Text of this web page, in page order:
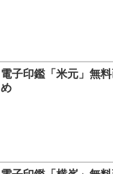
電子印鑑「米元」無
め